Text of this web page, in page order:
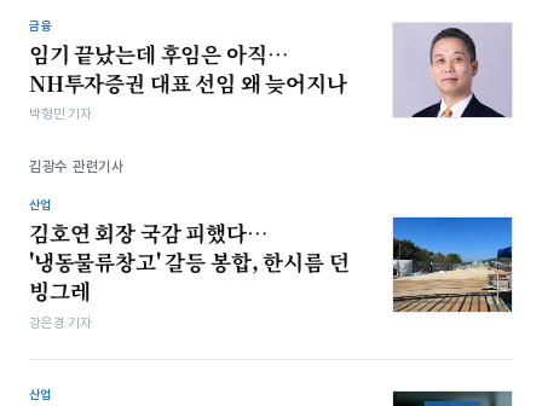
금융
임기 끝났는데 후임은 아직…
NH투자증권 대표 선임 왜 늦어지나
박형민 기자
김광수 관련기사
산업
김호연 회장 국감 피했다…
'냉동물류창고' 갈등 봉합, 한시름 던
빙그레
강은경 기자
산업